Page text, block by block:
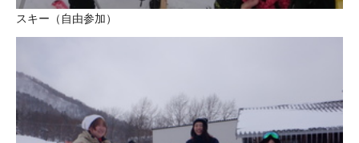
スキー（自由参加）